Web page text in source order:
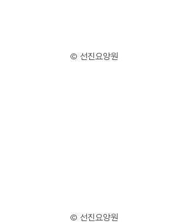
© 선진요양원
© 선진요양원